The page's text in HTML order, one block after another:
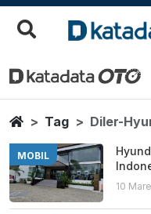
Diler
Berita Terbaru
HomeTag Diler-
MOBIL
10